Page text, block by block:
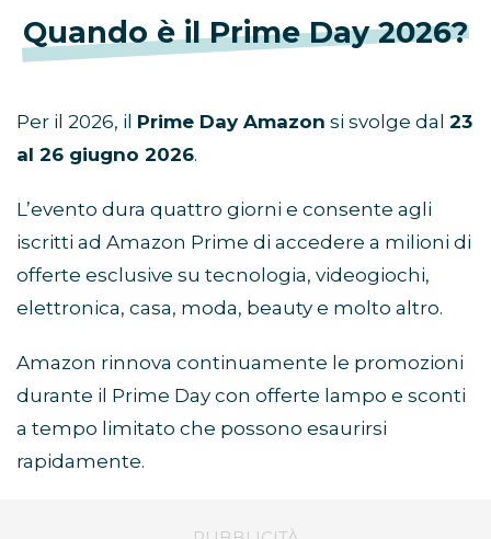
Quando è il Prime Day 2026?
Per il 2026, il Prime Day Amazon si svolge dal 23
al 26 giugno 2026.
L’evento dura quattro giorni e consente agli
iscritti ad Amazon Prime di accedere a milioni di
offerte esclusive su tecnologia, videogiochi,
elettronica, casa, moda, beauty e molto altro.
Amazon rinnova continuamente le promozioni
durante il Prime Day con offerte lampo e sconti
a tempo limitato che possono esaurirsi
rapidamente.